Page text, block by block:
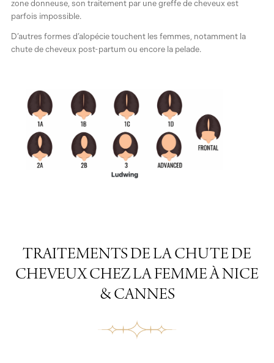
zone donneuse, son traitement par une greffe de cheveux est
parfois impossible.
D’autres formes d’alopécie touchent les femmes, notamment la
chute de cheveux post-partum ou encore la pelade.
TRAITEMENTS DE LA CHUTE DE
CHEVEUX CHEZ LA FEMME À NICE
& CANNES